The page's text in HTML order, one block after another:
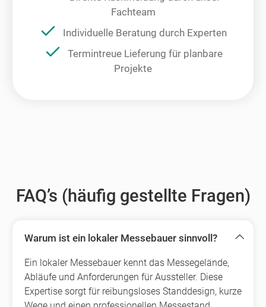
Fachteam
Individuelle Beratung durch Experten
Termintreue Lieferung für planbare
Projekte
FAQ’s (häufig gestellte Fragen)
Warum ist ein lokaler Messebauer sinnvoll?
Ein lokaler Messebauer kennt das Messegelände,
Abläufe und Anforderungen für Aussteller. Diese
Expertise sorgt für reibungsloses Standdesign, kurze